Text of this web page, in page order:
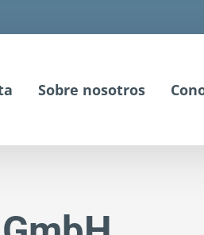
Sobre nosotros